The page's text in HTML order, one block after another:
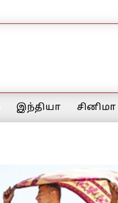
இந்தியா சினிமா